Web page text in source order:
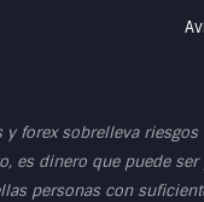
y forex sobrelleva
es dinero que puede
personas con